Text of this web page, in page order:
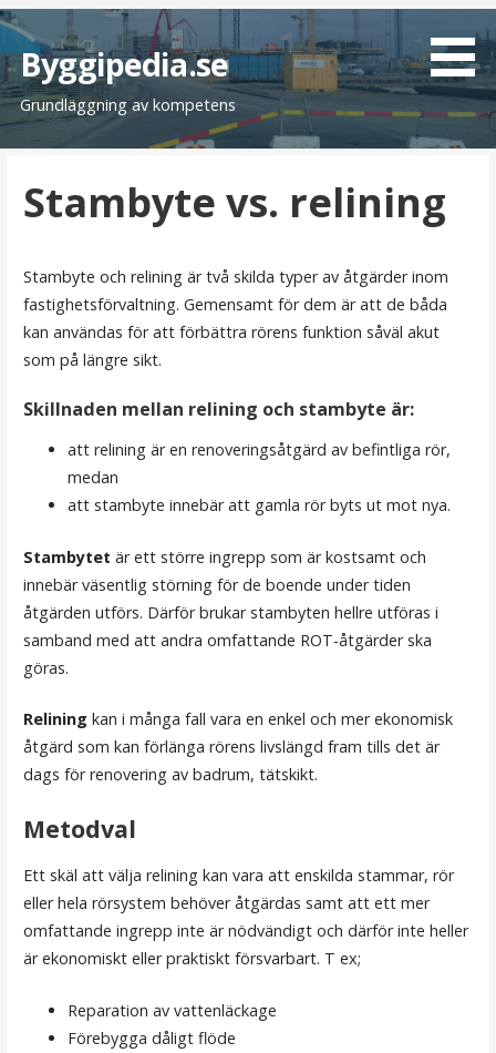
H
o
p
p
Byggipedia.se
Grundläggning av kompetens
Stambyte vs. relining
Stambyte och relining är två skilda typer av åtgärder inom
fastighetsförvaltning. Gemensamt för dem är att de båda
kan användas för att förbättra rörens funktion såväl akut
som på längre sikt.
Skillnaden mellan relining och stambyte är:
att relining är en renoveringsåtgärd av befintliga rör,
medan
att stambyte innebär att gamla rör byts ut mot nya.
Stambytet är ett större ingrepp som är kostsamt och
innebär väsentlig störning för de boende under tiden
åtgärden utförs. Därför brukar stambyten hellre utföras i
samband med att andra omfattande ROT-åtgärder ska
göras.
Relining kan i många fall vara en enkel och mer ekonomisk
åtgärd som kan förlänga rörens livslängd fram tills det är
dags för renovering av badrum, tätskikt.
Metodval
Ett skäl att välja relining kan vara att enskilda stammar, rör
eller hela rörsystem behöver åtgärdas samt att ett mer
omfattande ingrepp inte är nödvändigt och därför inte heller
är ekonomiskt eller praktiskt försvarbart. T ex;
Reparation av vattenläckage
Förebygga dåligt flöde